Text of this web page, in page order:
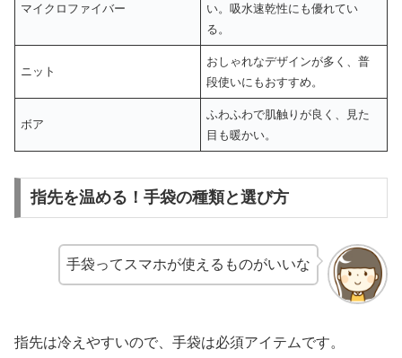
マイクロファイバー
い。吸水速乾性にも優れてい
る。
ニット
おしゃれなデザインが多く、普
段使いにもおすすめ。
ボア
ふわふわで肌触りが良く、見た
目も暖かい。
指先を温める！手袋の種類と選び方
手袋ってスマホが使えるものがいいな
指先は冷えやすいので、手袋は必須アイテムです。